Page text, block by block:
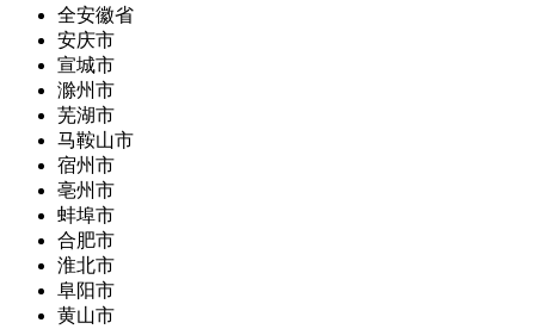
全安徽省
安庆市
宣城市
滁州市
芜湖市
马鞍山市
宿州市
亳州市
蚌埠市
合肥市
淮北市
阜阳市
黄山市